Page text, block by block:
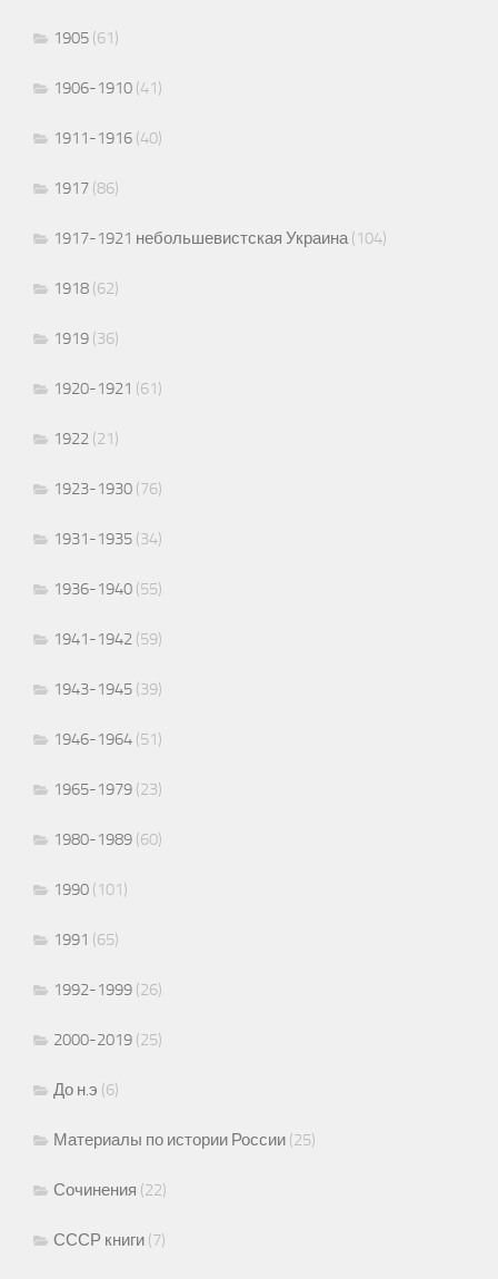
1905 (61)
1906-1910 (41)
1911-1916 (40)
1917 (86)
1917-1921 небольшевистская Украина(104)
1918 (62)
1919 (36)
1920-1921 (61)
1922 (21)
1923-1930 (76)
1931-1935 (34)
1936-1940 (55)
1941-1942 (59)
1943-1945 (39)
1946-1964 (51)
1965-1979 (23)
1980-1989 (60)
1990 (101)
1991 (65)
1992-1999 (26)
2000-2019 (25)
До н.э (6)
Материалы по истории России (25)
Сочинения (22)
СССР книги (7)